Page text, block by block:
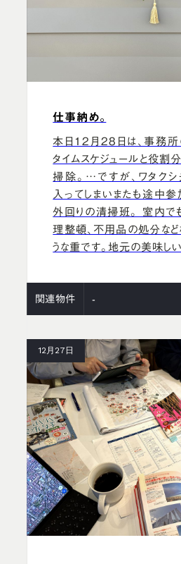
仕事納め。
本日12月28日は、事務所
タイムスケジュールと役割
掃除。…ですが、ワタク
入ってしまいまたも途中
外回りの清掃班。 室内で
理整頓、不用品の処分な
うな重です。地元の美味し
関連物件 -
12月27日